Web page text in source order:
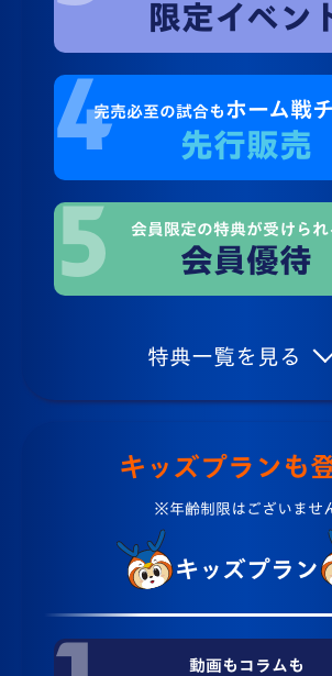
限定イベン
完売必至の試合も ホーム戦
先行販売
会員限定の特典が受けられ
会員優待
特典一覧を見る
キッズプランも
※年齢制限はございませ
キッズプラン
動画もコラムも